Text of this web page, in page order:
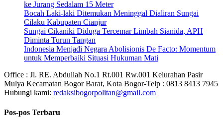
ke Jurang Sedalam 15 Meter
Bocah Laki-laki Ditemukan Meninggal Dialiran Sungai
Cilaku Kabupaten Cianjur
Sungai Cikaniki Diduga Tercemar Limbah Sianida, APH
Diminta Turun Tangan
‎Indonesia Menjadi Negara Abolisionis De Facto: Momentum
untuk Memperbaiki Situasi Hukuman Mati
Office : Jl. RE. Abdullah No.1 Rt.001 Rw.001 Kelurahan Pasir
Mulya Kecamatan Bogor Barat, Kota Bogor-Telp : 0813 8413 7945
Hubungi kami: redaksibogorpolitan@gmail.com
Pos-pos Terbaru